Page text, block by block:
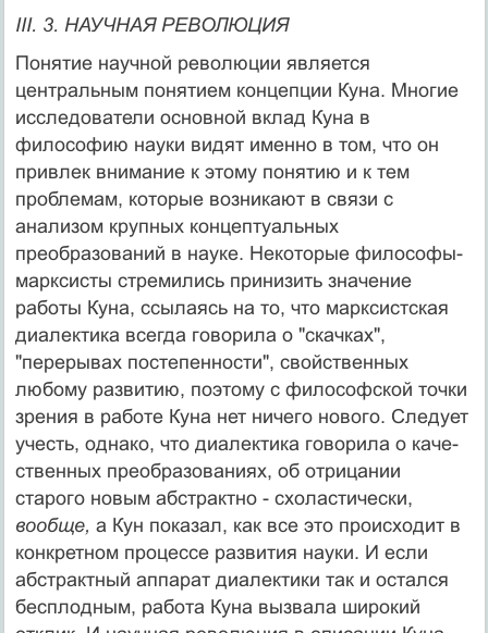
III. 3. НАУЧНАЯ РЕВОЛЮЦИЯ
Понятие научной революции является
центральным понятием концеп­ции Куна. Многие
исследователи основной вклад Куна в
философию науки видят именно в том, что он
привлек внимание к этому понятию и к тем
проблемам, которые возникают в связи с
анализом крупных концептуаль­ных
преобразований в науке. Некоторые философы-
марксисты стремились принизить значение
работы Куна, ссылаясь на то, что марксистская
диалек­тика всегда говорила о "скачках",
"перерывах постепенности", свойствен­ных
любому развитию, поэтому с философской точки
зрения в работе Куна нет ничего нового. Следует
учесть, однако, что диалектика говорила о каче­
ственных преобразованиях, об отрицании
старого новым абстрактно - схоластически,
вообще, а Кун показал, как все это происходит в
конкретном процессе развития науки. И если
абстрактный аппарат диалектики так и ос­тался
бесплодным, работа Куна вызвала широкий